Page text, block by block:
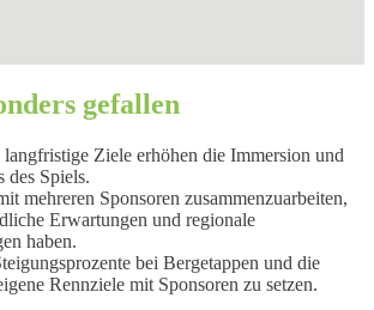
gefallen
langfristige Ziele erhöhen die Immersion und
des Spiels.
mehreren Sponsoren zusammenzuarbeiten,
Erwartungen und regionale
haben.
bei Bergetappen und die
Rennziele mit Sponsoren zu setzen.